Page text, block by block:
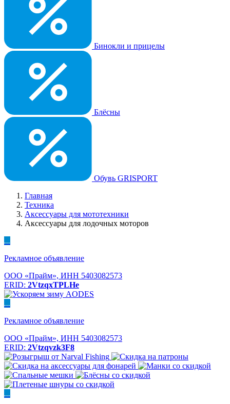
Бинокли и прицелы
Блёсны
Обувь GRISPORT
Главная
Техника
Аксессуары для мототехники
Аксессуары для лодочных моторов
...
Рекламное объявление
ООО «Прайм», ИНН 5403082573
ERID: 2VtzqxTPLHe
...
Рекламное объявление
ООО «Прайм», ИНН 5403082573
ERID: 2Vtzqvzk3F8
...